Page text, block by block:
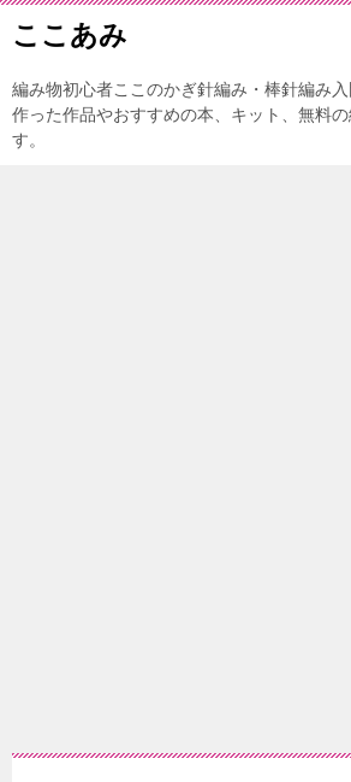
ここあみ
編み物初心者ここのかぎ針編み・棒針編み
作った作品やおすすめの本、キット、無料
す。